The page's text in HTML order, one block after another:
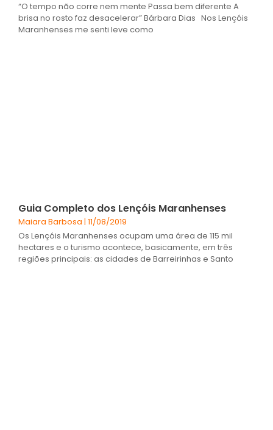
“O tempo não corre nem mente Passa bem diferente A
brisa no rosto faz desacelerar” Bárbara Dias Nos Lençóis
Maranhenses me senti leve como
Guia Completo dos Lençóis Maranhenses
Maiara Barbosa 11/08/2019
Os Lençóis Maranhenses ocupam uma área de 115 mil
hectares e o turismo acontece, basicamente, em três
regiões principais: as cidades de Barreirinhas e Santo